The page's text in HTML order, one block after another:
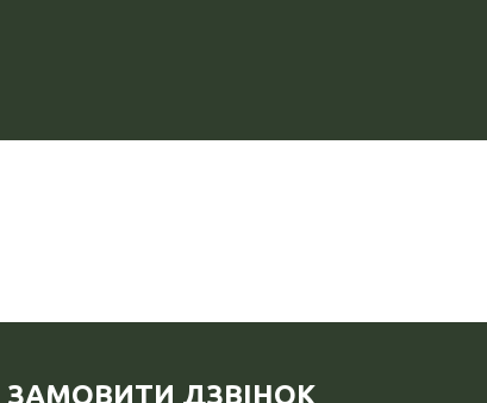
ЗАМОВИТИ ДЗВІНОК